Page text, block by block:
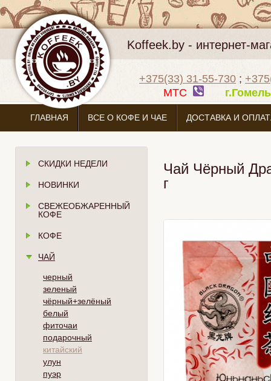
Koffeek.by - интернет-
+375(33) 31-55-730 ;
МТС
ГЛАВНАЯ ВСЕ О КОФЕ И ЧАЕ ДОСТАВКА И
СКИДКИ НЕДЕЛИ
НОВИНКИ
СВЕЖЕОБЖАРЕННЫЙ
КОФЕ
КОФЕ
ЧАЙ
черный
зеленый
чёрный+зелёный
белый
фиточаи
подарочный
китайский
улун
пуэр
Чай Чёрный
г